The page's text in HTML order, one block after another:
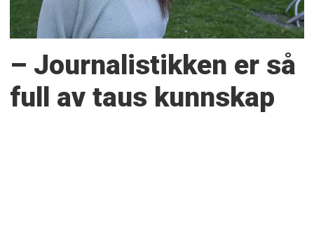
– Journalistikken er så
full av taus kunnskap